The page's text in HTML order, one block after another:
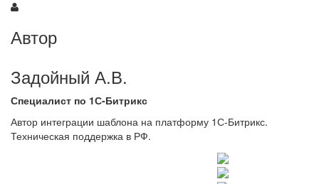
Автор
Задойный А.В.
Специалист по 1С-Битрикс
Автор интеграции шаблона на платформу 1С-Битрикс.
Техническая поддержка в РФ.